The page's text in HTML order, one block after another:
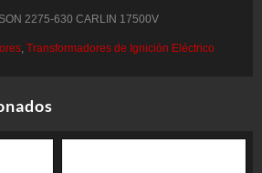
2275-630 CARLIN 17500V
, Transformadores de Ignición Eléctrico